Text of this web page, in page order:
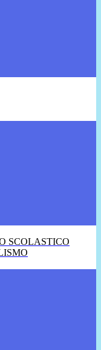
SCOLASTICO